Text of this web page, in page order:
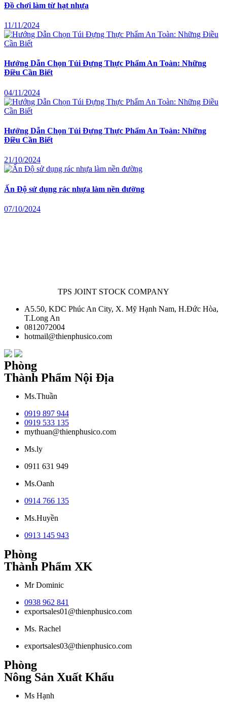
Đồ chơi làm từ hạt nhựa
11/11/2024
Hướng Dẫn Chọn Túi Đựng Thực Phẩm An Toàn: Những
Điều Cần Biết
04/11/2024
Hướng Dẫn Chọn Túi Đựng Thực Phẩm An Toàn: Những
Điều Cần Biết
21/10/2024
Ấn Độ sử dụng rác nhựa làm nền đường
07/10/2024
TPS JOINT STOCK COMPANY
A5.50, KDC Phúc An City, X. Mỹ Hạnh Nam, H.Đức Hòa,
T.Long An
0812072004
hotmail@thienphusico.com
Phòng
Thành Phẩm Nội Địa
Ms.Thuần
0919 897 944
0919 533 135
mythuan@thienphusico.com
Ms.ly
0911 631 949
Ms.Oanh
0914 766 135
Ms.Huyền
0913 145 943
Phòng
Thành Phẩm XK
Mr Dominic
0938 962 841
exportsales01@thienphusico.com
Ms. Rachel
exportsales03@thienphusico.com
Phòng
Nông Sản Xuất Khẩu
Ms Hạnh